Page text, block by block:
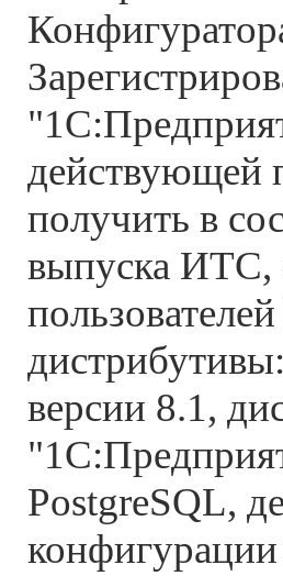
действующей
получить в
выпуска ИТС,
версии 8.1,
PostgreSQL,